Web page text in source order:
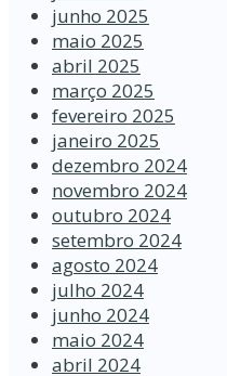
junho 2025
maio 2025
abril 2025
março 2025
fevereiro 2025
janeiro 2025
dezembro 2024
novembro 2024
outubro 2024
setembro 2024
agosto 2024
julho 2024
junho 2024
maio 2024
abril 2024